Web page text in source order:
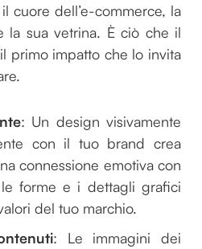
cuore dell’e-commerce, la
la sua vetrina. È ciò che il
primo impatto che lo invita
: Un design visivamente
con il tuo brand crea
connessione emotiva con
forme e i dettagli grafici
del tuo marchio.
: Le immagini dei